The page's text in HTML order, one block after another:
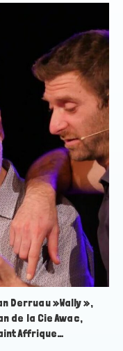
Derruau »Wally »,
de la Cie Awac,
Affrique…